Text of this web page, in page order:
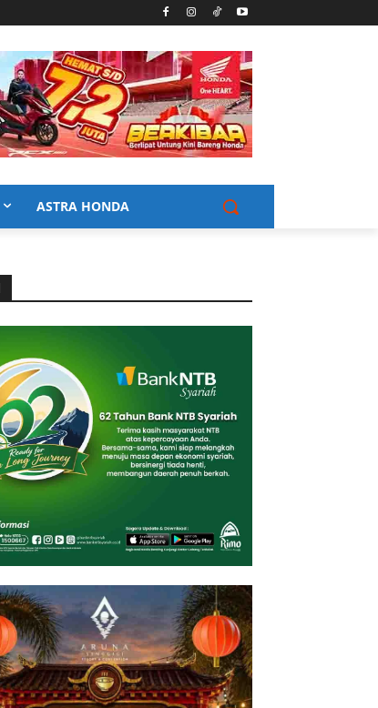
ASTRA HONDA